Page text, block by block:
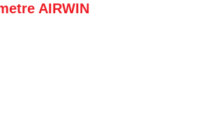
AIRWIN